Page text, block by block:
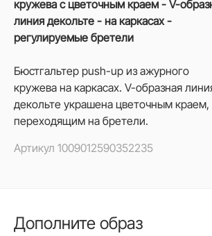
кружева с цветочным краем - V-
линия декольте - на каркасах -
регулируемые бретели
Бюстгальтер push-up из ажурного
кружева на каркасах. V-образная
декольте украшена цветочным краем,
переходящим на бретели.
Артикул 1009012590352235
Дополните образ